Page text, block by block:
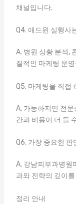
채널입니다.
Q4. 애드윈 실행사
A. 병원 상황 분석,
질적인 마케팅 운
Q5. 마케팅을 직접
A. 가능하지만 전
간과 비용이 더 들
Q6. 가장 중요한
A. 강남피부과병원
과와 전략의 깊이
정리 안내